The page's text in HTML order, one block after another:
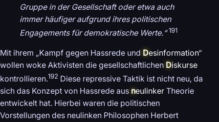
Gruppe in der Gesellschaft oder etwa auch
immer häufiger aufgrund ihres politischen
Engagements für demokratische Werte.“ 191
Mit ihrem „Kampf gegen Hassrede und Desinformation“
wollen woke Aktivisten die gesellschaftlichen Diskurse
kontrollieren.192 Diese repressive Taktik ist nicht neu, da
sich das Konzept von Hassrede aus neulinker Theorie
entwickelt hat. Hierbei waren die politischen
Vorstellungen des neulinken Philosophen Herbert